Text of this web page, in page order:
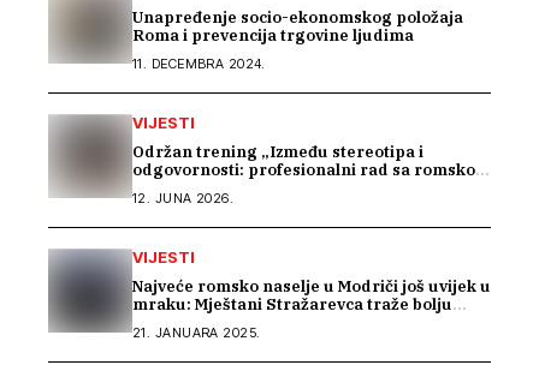
Unapređenje socio-ekonomskog položaja
Roma i prevencija trgovine ljudima
11. DECEMBRA 2024.
VIJESTI
Održan trening „Između stereotipa i
odgovornosti: profesionalni rad sa romskom
12. JUNA 2026.
VIJESTI
Najveće romsko naselje u Modriči još uvijek u
mraku: Mještani Stražarevca traže bolju
21. JANUARA 2025.